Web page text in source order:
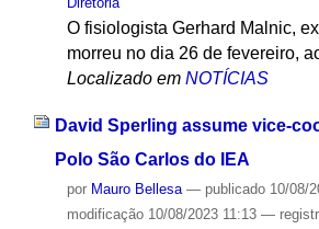
O fisiologista Gerhard Malnic,
morreu no dia 26 de fevereiro,
Localizado em NOTÍCIAS
David Sperling assume vice-
Polo São Carlos do IEA
por Mauro Bellesa — publicado10/08/
modificação10/08/2023 11:13 —